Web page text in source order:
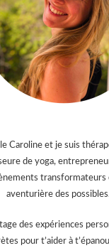
Caroline et je suis
de yoga,
transformateurs
aventurière des
des expériences
pour t’aider à